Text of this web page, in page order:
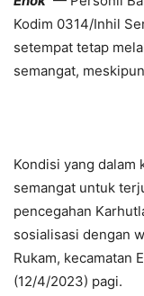
Kodim 0314/Inhil
setempat tetap
semangat,
Kondisi yang dalam
semangat untuk
pencegahan
sosialisasi dengan
Rukam, kecamatan
(12/4/2023) pagi.